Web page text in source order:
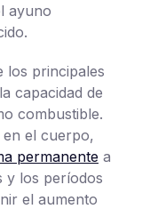
ayuno
los principales
capacidad de
combustible.
en el cuerpo,
permanente a
y los períodos
el aumento